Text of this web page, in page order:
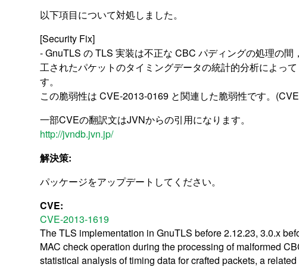
以下項目について対処しました。
[Security Fix]
- GnuTLS の TLS 実装は不正な CBC パディングの処理の
工されたパケットのタイミングデータの統計的分析によっ
す。
この脆弱性は CVE-2013-0169 と関連した脆弱性です。
一部CVEの翻訳文はJVNからの引用になります。
http://jvndb.jvn.jp/
解決策:
パッケージをアップデートしてください。
CVE:
CVE-2013-1619
The TLS implementation in GnuTLS before 2.12.23, 3.0.x
MAC check operation during the processing of malformed
statistical analysis of timing data for crafted packets, a